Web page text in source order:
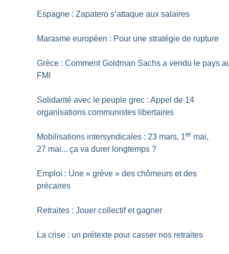
Espagne : Zapatero s’attaque aux salaires
Marasme européen : Pour une stratégie de rupture
Grèce : Comment Goldman Sachs a vendu le pays
FMI
Solidarité avec le peuple grec : Appel de 14
organisations communistes libertaires
Mobilisations intersyndicales : 23 mars, 1er mai,
27 mai... ça va durer longtemps ?
Emploi : Une « grève » des chômeurs et des
précaires
Retraites : Jouer collectif et gagner
La crise : un prétexte pour casser nos retraites